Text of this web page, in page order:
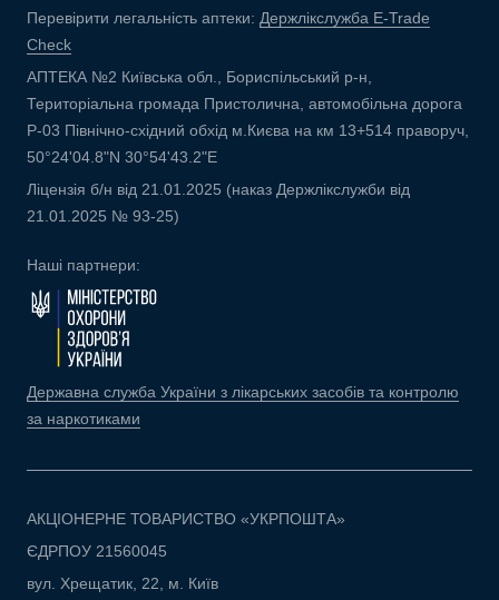
Перевірити легальність аптеки: Держлікслужба E-Trade
Check
АПТЕКА №2 Київська обл., Бориспільський р-н,
Територіальна громада Пристолична, автомобільна дорога
Р-03 Північно-східний обхід м.Києва на км 13+514 праворуч,
50°24'04.8"N 30°54'43.2"E
Ліцензія б/н від 21.01.2025 (наказ Держлікслужби від
21.01.2025 № 93-25)
Наші партнери:
Державна служба України з лікарських засобів та контролю
за наркотиками
АКЦІОНЕРНЕ ТОВАРИСТВО «УКРПОШТА»
ЄДРПОУ 21560045
вул. Хрещатик, 22, м. Київ